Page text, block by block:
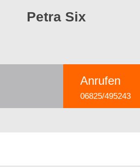
Petra Six
Anrufen
06825/495243